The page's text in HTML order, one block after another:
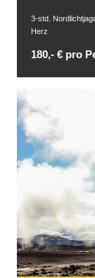
3-std.
Herz
180,- € pro